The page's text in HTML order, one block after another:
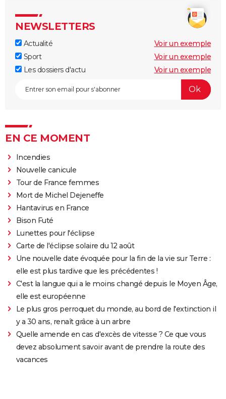
NEWSLETTERS
Actualité
Voir un exemple
Sport
Voir un exemple
Les dossiers d'actu
Voir un exemple
EN CE MOMENT
Incendies
Nouvelle canicule
Tour de France femmes
Mort de Michel Dejeneffe
Hantavirus en France
Bison Futé
Lunettes pour l'éclipse
Carte de l'éclipse solaire du 12 août
Une nouvelle date évoquée pour la fin de la vie sur Terre :
elle est plus tardive que les précédentes !
C'est la langue qui a le moins changé depuis le Moyen Âge,
elle est européenne
Le plus gros perroquet du monde, au bord de l'extinction il
y a 30 ans, renaît grâce à un arbre
Quelle amende en cas d'excès de vitesse ? Ce que vous
devez absolument savoir avant de prendre la route des
vacances